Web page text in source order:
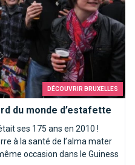
DÉCOUVRIR BRUXELLES
du monde d’estafette
ses 175 ans en 2010 !
à la santé de l’alma mater
occasion dans le Guiness